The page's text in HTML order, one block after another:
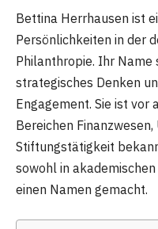
Bettina Herrhausen ist
Persönlichkeiten in der
Philanthropie. Ihr
strategisches Denken
Engagement. Sie ist vor
Bereichen
Stiftungstätigkeit
sowohl in
einen Namen gemacht.